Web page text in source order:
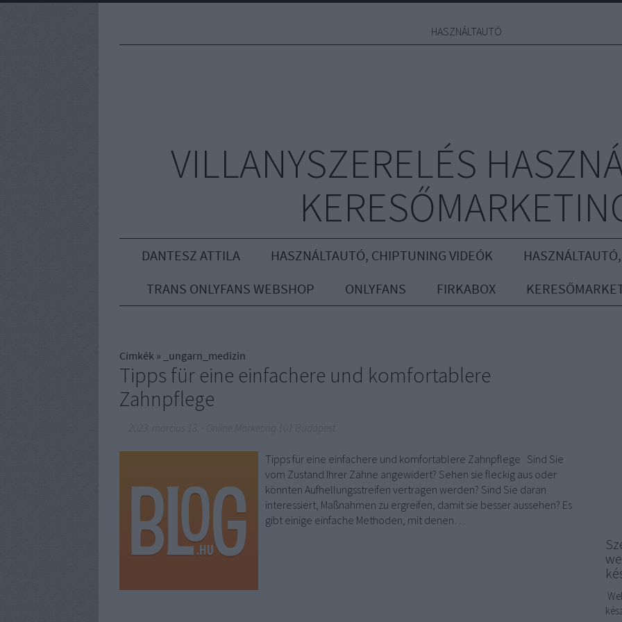
HASZNÁLTAUTÓ
VILLANYSZERELÉS
DANTESZ ATTILA HASZNÁLTAUTÓ, CHIPTUNING VIDEÓK
TRANS ONLYFANS WEBSHOP
ONLYFANS FIRKABOX
Címkék » _ungarn_medizin
Tipps für eine einfachere und komfortablere
Zahnpflege
Online Marketing 101 Budapest
Tipps für eine einfachere und komfortablere Zahnpflege Sind Sie
vom Zustand Ihrer Zähne angewidert? Sehen sie fleckig aus oder
könnten Aufhellungsstreifen vertragen werden? Sind Sie daran
interessiert, Maßnahmen zu ergreifen, damit sie besser aussehen? Es
gibt einige einfache Methoden, mit denen…